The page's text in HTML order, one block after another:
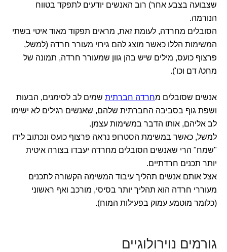
שצבועה בצבע אחר) רוב האנשים יודעים לתפקד בטווח
הנורמה.
הסובלים מחרדה, לעומת זאת, מראים תפקוד מאוד איטי בשתי
המשימות הללו כאשר מוצג להם גירוי מעורר חרדה (למשל,
פרצוף כועס, מילים שיש בהן גוון שמעורר חרדה, תמונה של
מחט/ דם וכו').
אנשים שסובלים מחרדה חברתית שמים לב לסימנים, הבעות
ושפת גוף בסביבה החברתית שלהם, שאנשים רגילים לא ישימו
לב אליהם, אותו הדבר במשימות עצמן.
למשל, כאשר במשימת הסטרופ נראה פרצוף כועס ונכתוב לידו
"שמח" הרי שאנשים הסובלים מחרדה יעבדו בצורה איטית
יותר תכנים חרדתיים.
אצל אותם אנשים תהליך עיבוד המשימה הקשורה לתכנים
מעוררי חרדה הוא תהליך יותר בסיסי, מורכב ואף ראשוני
(כלומר מוטמע עמוק בפעילות המוח).
גורמים נוירולוגיים